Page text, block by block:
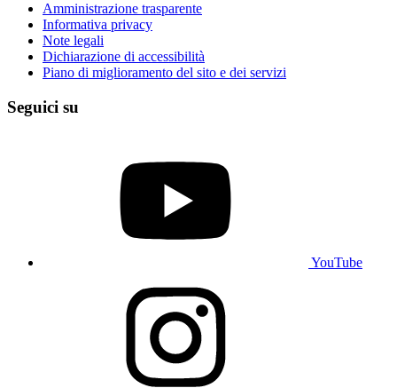
Amministrazione trasparente
Informativa privacy
Note legali
Dichiarazione di accessibilità
Piano di miglioramento del sito e dei servizi
Seguici su
YouTube